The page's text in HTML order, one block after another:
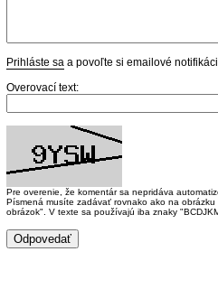
Prihláste sa a povoľte si emailové
Overovací text:
Pre overenie, že komentár sa nepridáva
Písmená musíte zadávať rovnako ako na
obrázok". V texte sa používajú iba znaky